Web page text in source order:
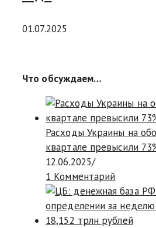
01.07.2025
Что обсуждаем…
Расходы Украины на
квартале превысили
12.06.2025/
1 Комментарий